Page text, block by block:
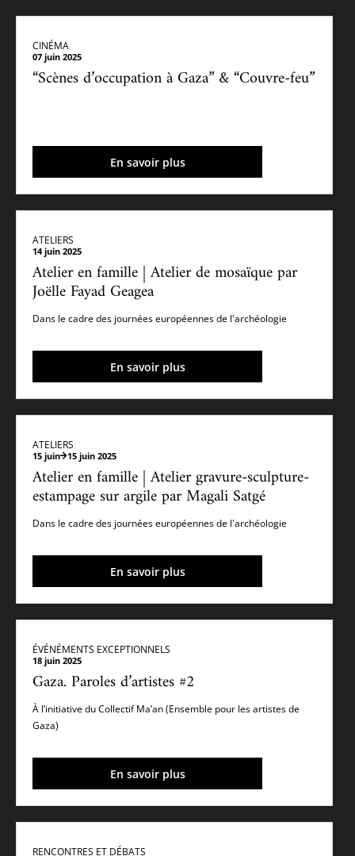
CINÉMA
07 juin 2025
“Scènes d’occupation à Gaza” & “Couvre-feu”
En savoir plus
ATELIERS
14 juin 2025
Atelier en famille | Atelier de mosaïque par
Joëlle Fayad Geagea
Dans le cadre des journées européennes de l'archéologie
En savoir plus
ATELIERS
15 juin 15 juin 2025
Atelier en famille | Atelier gravure-sculpture-
estampage sur argile par Magali Satgé
Dans le cadre des journées européennes de l'archéologie
En savoir plus
ÉVÉNÉMENTS EXCEPTIONNELS
18 juin 2025
Gaza. Paroles d’artistes #2
À l’initiative du Collectif Ma’an (Ensemble pour les artistes de
Gaza)
En savoir plus
RENCONTRES ET DÉBATS